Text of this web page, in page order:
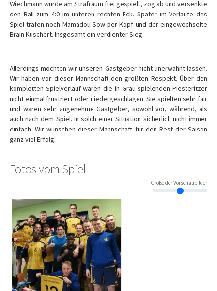
Wiechmann wurde am Strafraum frei gespielt, zog ab und versenkte
den Ball zum 4:0 im unteren rechten Eck. Später im Verlaufe des
Spiel trafen noch Mamadou Sow per Kopf und der eingewechselte
Brain Kuschert. Insgesamt ein verdienter Sieg.
Allerdings möchten wir unseren Gastgeber nicht unerwähnt lassen.
Wir haben vor dieser Mannschaft den größten Respekt. Über den
kompletten Spielverlauf waren die in Grau spielenden Piesteritzer
nicht einmal frustriert oder niedergeschlagen. Sie spielten sehr fair
und waren sehr angenehme Gastgeber, sowohl vor, während, als
auch nach dem Spiel. In solch einer Situation sicherlich nicht immer
einfach. Wir wünschen dieser Mannschaft für den Rest der Saison
ganz viel Erfolg.
Fotos vom Spiel
Größe der Vorschaubilder